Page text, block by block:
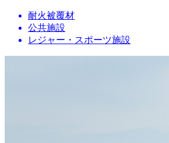
耐火被覆材
公共施設
レジャー・スポーツ施設